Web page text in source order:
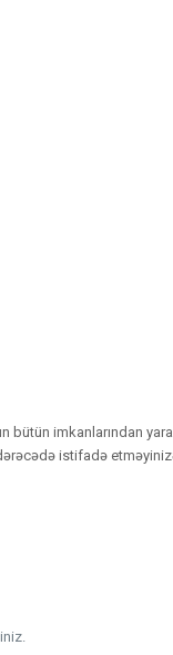
imkanlarından
istifadə